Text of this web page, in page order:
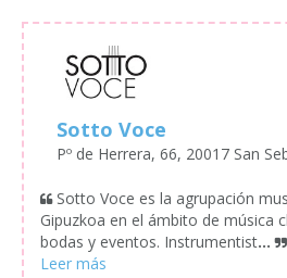
Sotto Voce
Pº de Herrera, 66, 20017 San
Sotto Voce es la agrupación
Gipuzkoa en el ámbito de música
bodas y eventos. Instrumentist...